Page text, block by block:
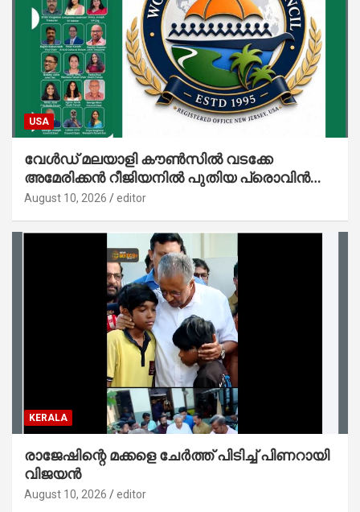
USA
വേൾഡ് മലയാളി കൗൺസിൽ വടക്കേ
അമേരിക്കൻ റീജിയനിൽ പുതിയ പ്രൊവിൻസ്;
ഗ്രേറ്റർ ഷാർലറ്റ് പ്രൊവിൻസിന് തുടക്കം
August 10, 2026 editor
KERALA
രാജേഷിന്റെ മക്കളെ ചേർത്ത് പിടിച്ച് പിണറായി
വിജയൻ
August 10, 2026 editor